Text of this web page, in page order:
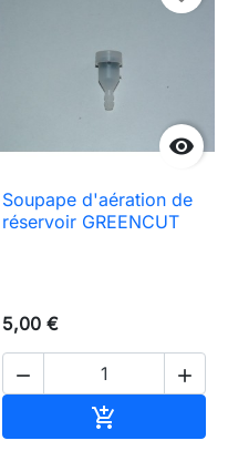

Soupape d'aération de
réservoir GREENCUT
5,00 €
 
